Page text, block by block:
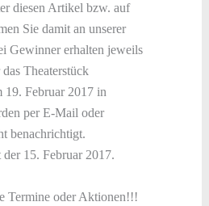
diesen Artikel bzw. auf
Sie damit an unserer
Gewinner erhalten jeweils
Theaterstück
19. Februar 2017 in
per E-Mail oder
benachrichtigt.
der 15. Februar 2017.
Termine oder Aktionen!!!